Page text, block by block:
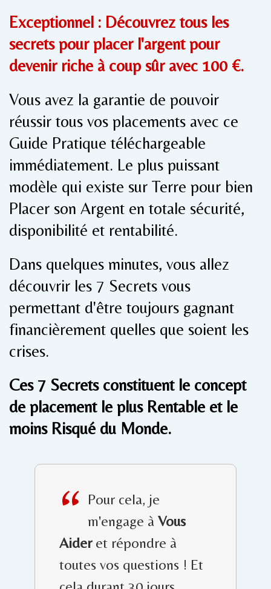
Exceptionnel : Découvrez tous les
secrets pour placer l'argent pour
devenir riche à coup sûr avec 100 €.
Vous avez la garantie de pouvoir
réussir tous vos placements avec ce
Guide Pratique téléchargeable
immédiatement. Le plus puissant
modèle qui existe sur Terre pour bien
Placer son Argent en totale sécurité,
disponibilité et rentabilité.
Dans quelques minutes, vous allez
découvrir les 7 Secrets vous
permettant d'être toujours gagnant
financièrement quelles que soient les
crises.
Ces 7 Secrets constituent le concept
de placement le plus Rentable et le
moins Risqué du Monde.
“ Pour cela, je
m'engage àVous
Aideret répondre à
toutes vos questions ! Et